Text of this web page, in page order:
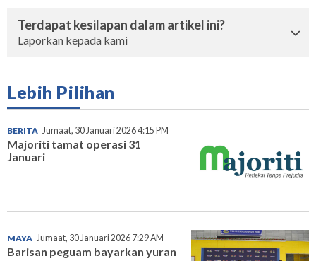
Terdapat kesilapan dalam artikel ini?
Laporkan kepada kami
Lebih Pilihan
BERITA Jumaat, 30 Januari 2026 4:15 PM
Majoriti tamat operasi 31
Januari
MAYA Jumaat, 30 Januari 2026 7:29 AM
Barisan peguam bayarkan yuran